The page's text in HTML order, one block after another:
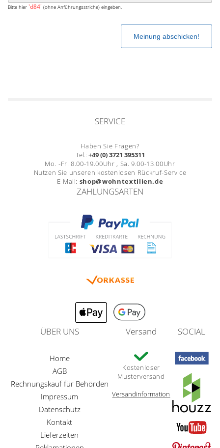
Bitte hier 'd84' (ohne Anführungsstriche) eingeben.
SERVICE
Haben Sie Fragen?
Tel.: +49 (0) 3721 395311
Mo. -Fr. 8.00-19.00Uhr , Sa. 9.00-13.00Uhr
Nutzen Sie unseren kostenlosen Rückruf-Service
E-Mail: shop@wohntextilien.de
ZAHLUNGSARTEN
ÜBER UNS
Home
AGB
Rechnungskauf für Behörden
Impressum
Datenschutz
Kontakt
Lieferzeiten
Versand
Kostenloser
Musterversand
Versandinformation
SOCIAL